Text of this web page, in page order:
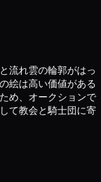
流れ雲の輪郭がはっ
絵は高い価値がある
め、オークションで
て教会と騎士団に寄